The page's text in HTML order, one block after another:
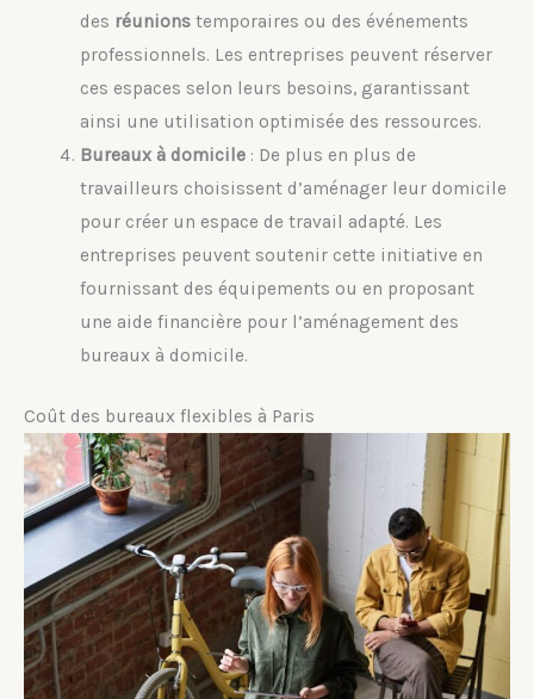
des réunionstemporaires ou des événements
professionnels. Les entreprises peuvent réserver
ces espaces selon leurs besoins, garantissant
ainsi une utilisation optimisée des ressources.
Bureaux à domicile: De plus en plus de
travailleurs choisissent d’aménager leur domicile
pour créer un espace de travail adapté. Les
entreprises peuvent soutenir cette initiative en
fournissant des équipements ou en proposant
une aide financière pour l’aménagement des
bureaux à domicile.
Coût des bureaux flexibles à Paris